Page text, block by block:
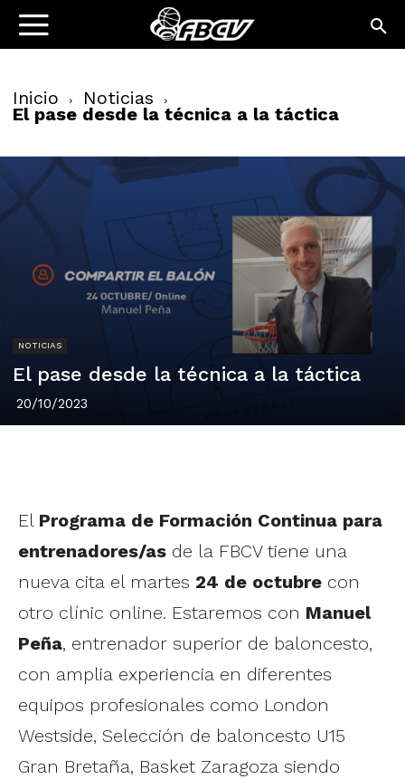
Inicio Noticias
El pase desde la técnica a la táctica
NOTICIAS
El pase desde la técnica a la táctica
20/10/2023
El Programa de Formación Continua para
entrenadores/as de la FBCV tiene una
nueva cita el martes 24 de octubre con
otro clínic online. Estaremos con Manuel
Peña, entrenador superior de baloncesto,
con amplia experiencia en diferentes
equipos profesionales como London
Westside, Selección de baloncesto U15
Gran Bretaña, Basket Zaragoza siendo